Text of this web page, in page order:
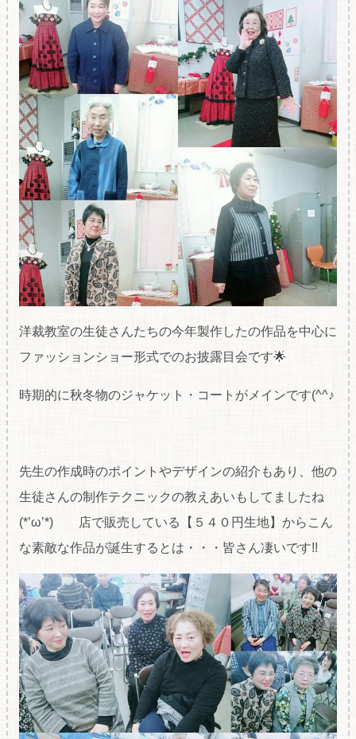
洋裁教室の生徒さんたちの今年製作したの作品を中心に
ファッションショー形式でのお披露目会です🌟
時期的に秋冬物のジャケット・コートがメインです(^^♪
先生の作成時のポイントやデザインの紹介もあり、他の
生徒さんの制作テクニックの教えあいもしてましたね
(*’ω’*) 店で販売している【５４０円生地】からこん
な素敵な作品が誕生するとは・・・皆さん凄いです!!